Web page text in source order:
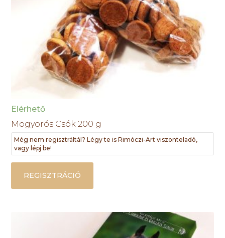
Elérhető
Mogyorós Csók 200 g
Még nem regisztráltál? Légy te is Rimóczi-Art viszonteladó,
vagy lépj be!
REGISZTRÁCIÓ